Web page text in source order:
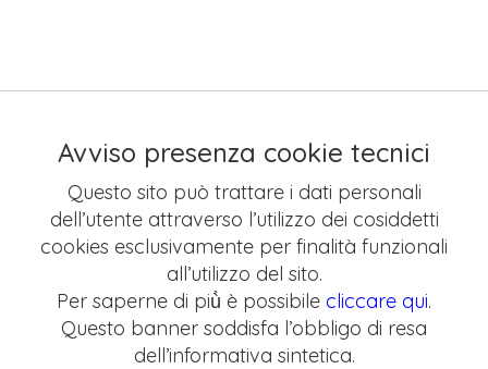
Avviso presenza cookie tecnici
Questo sito può trattare i dati personali
dell’utente attraverso l’utilizzo dei cosiddetti
cookies esclusivamente per finalità funzionali
all’utilizzo del sito.
Per saperne di più̀ è possibile cliccare qui.
Questo banner soddisfa l’obbligo di resa
dell’informativa sintetica.